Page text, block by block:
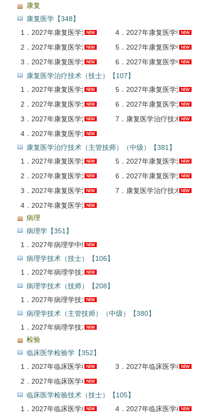
康复
康复医学【348】
1． 2027年康复医学治疗技术中级/康复医师中级（单科：基础知识）科目班（基础精讲＋解题技巧＋直播点题） 4． 2027年康复医学中级职称考试全套资料【考点手册＋真题精选＋题库】
2． 2027年康复医学治疗技术中级/康复医师（单科：相关专业知识）科目班（基础精讲＋解题技巧＋直播点题） 5． 2027年康复医学中级职称考试题库【真题精选＋章节题库＋模拟试题＋冲刺试卷】AI讲解
3． 2027年康复医学治疗技术中级/医师（单科：专业&实践）科目班（基础精讲＋解题技巧＋直播点题） 6． 2027年康复医学中级职称考试考点手册AI讲解
康复医学治疗技术（技士）【107】
1． 2027年康复医学治疗技术（士）（单科：基础知识）科目班（基础精讲＋解题技巧＋直播点题） 5． 2027年康复医学治疗技术（士）考试题库【历年真题（部分视频讲解）＋章节题库＋模拟试题＋冲刺试卷】AI讲解
2． 2027年康复医学治疗技术（士）（单科：相关专业知识）科目班（基础精讲＋解题技巧＋直播点题） 6． 2027年康复医学治疗技术（士）考试考点手册AI讲解
3． 2027年康复医学治疗技术（士）（单科：专业知识&实践能力）科目班（基础精讲＋解题技巧＋直播点题） 7． 康复医学治疗技术（士）考试真题解析班
4． 2027年康复医学治疗技术（士）考试全套资料【考点手册＋历年真题（视频讲解）＋题库】
康复医学治疗技术（主管技师）（中级）【381】
1． 2027年康复医学治疗技术中级/康复医师中级（单科：基础知识）科目班（基础精讲＋解题技巧＋直播点题） 5． 2027年康复医学治疗技术中级职称考试题库【历年真题（部分视频讲解）＋章节题库＋模拟试题＋冲刺试卷】AI讲解
2． 2027年康复医学治疗技术中级/康复医师（单科：相关专业知识）科目班（基础精讲＋解题技巧＋直播点题） 6． 2027年康复医学治疗技术中级职称考试考点手册AI讲解
3． 2027年康复医学治疗技术中级/医师（单科：专业&实践）科目班（基础精讲＋解题技巧＋直播点题） 7． 康复医学治疗技术中级职称考试真题解析班
4． 2027年康复医学治疗技术中级职称考试全套资料【考点手册＋历年真题（视频讲解）＋题库】
病理
病理学【351】
1． 2027年病理学中级职称考试题库【章节题库＋模拟试题】AI讲解
病理学技术（技士）【106】
1． 2027年病理学技术（士）考试题库【真题精选＋章节题库＋模拟试题】AI讲解
病理学技术（技师）【208】
1． 2027年病理学技术（师）考试题库【真题精选＋章节题库＋模拟试题】AI讲解
病理学技术（主管技师）（中级）【380】
1． 2027年病理学技术中级职称考试题库【真题精选＋章节题库＋模拟试题】AI讲解
检验
临床医学检验学【352】
1． 2027年临床医学检验学中级职称考试全套资料【考点手册＋题库】 3． 2027年临床医学检验学中级职称考试考点手册AI讲解
2． 2027年临床医学检验学中级职称考试题库【章节题库＋模拟试题】AI讲解
临床医学检验技术（技士）【105】
1． 2027年临床医学检验技术（士）考点精讲班 4． 2027年临床医学检验技术（士）考试考点手册AI讲解